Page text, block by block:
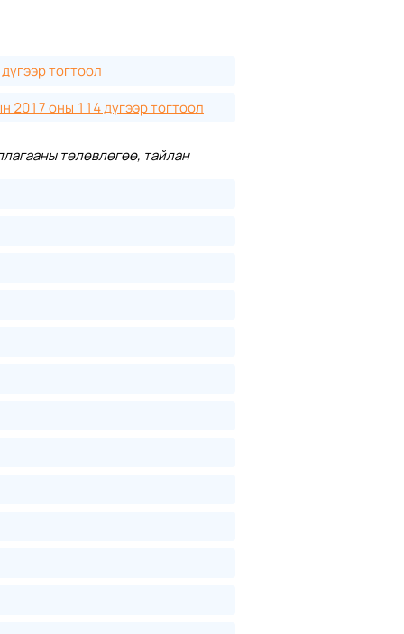
тогтоол
2017 оны 114 дүгээр тогтоол
төлөвлөгөө, тайлан